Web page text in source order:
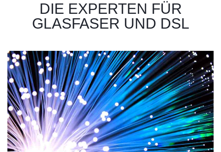
DIE EXPERTEN FÜR
GLASFASER UND DSL